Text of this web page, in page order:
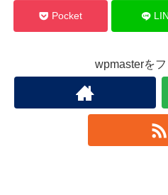
Pocket
wpmasterを